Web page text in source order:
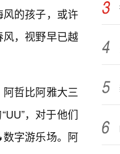
的孩子，或许
，视野早已越
哲比阿雅大三
，对于他们
字游乐场。阿